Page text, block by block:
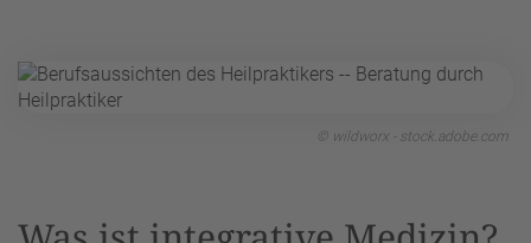
© wildworx - stock.adobe.com